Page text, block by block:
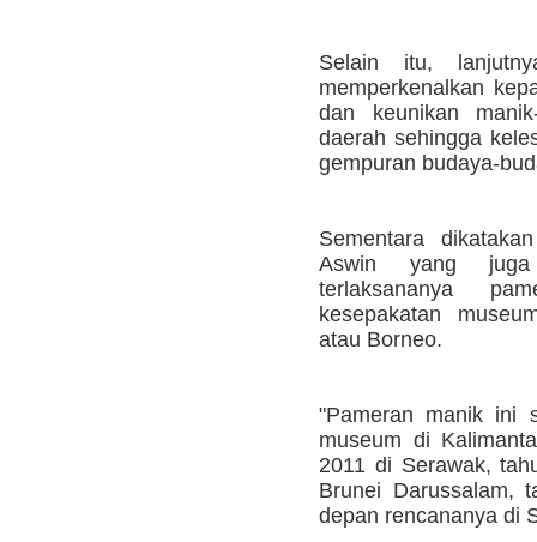
Selain itu,
memperkenalkan
dan keunikan
daerah sehingga
gempuran budaya-
Sementara
Aswin yang
terlaksananya
kesepakatan
atau Borneo.
"Pameran manik ini
museum di
2011 di Serawak,
Brunei Darussalam,
depan rencananya di